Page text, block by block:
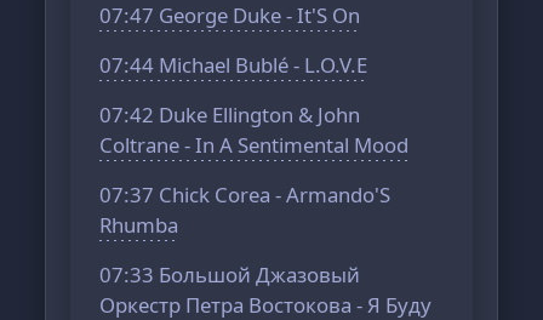
07:47 George Duke - It'S On
07:44 Michael Bublé - L.O.V.E
07:42 Duke Ellington & John
Coltrane - In A Sentimental Mood
07:37 Chick Corea - Armando'S
Rhumba
07:33 Большой Джазовый
Оркестр Петра Востокова - Я Буду